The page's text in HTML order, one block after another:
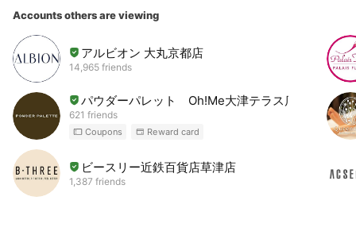
Accounts others are viewing
アルビオン 大丸京都店
14,965 friends
パウダーパレット Oh!Me大津テラス店
621 friends
Coupons Reward card
ビースリー近鉄百貨店草津店
1,387 friends